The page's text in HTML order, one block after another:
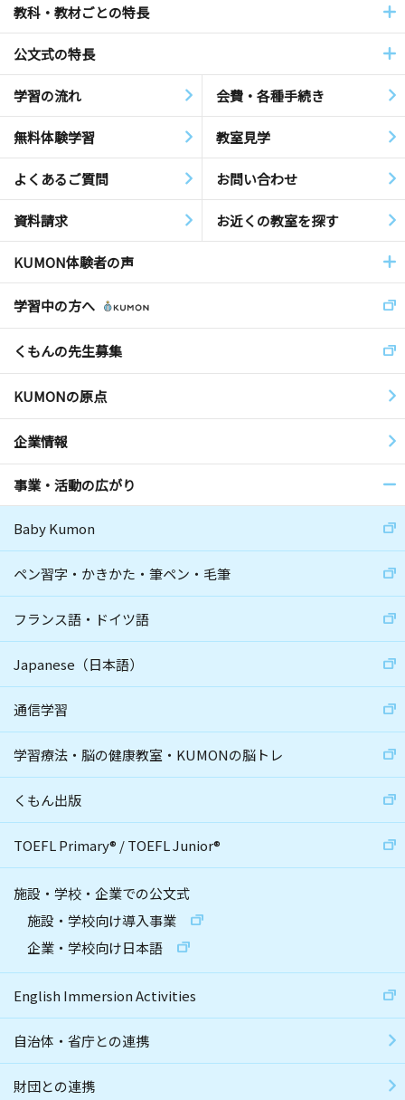
教科・教材ごとの特長
公文式の特長
学習の流れ 会費・各種手続き
無料体験学習 教室見学
よくあるご質問 お問い合わせ
資料請求 お近くの教室を探す
KUMON体験者の声
学習中の方へ
くもんの先生募集
KUMONの原点
企業情報
事業・活動の広がり
Baby Kumon
ペン習字・かきかた・筆ペン・毛筆
フランス語・ドイツ語
Japanese（日本語）
通信学習
学習療法・脳の健康教室・KUMONの脳トレ
くもん出版
TOEFL Primary® /TOEFL Junior®
施設・学校・企業での公文式
施設・学校向け導入事業
企業・学校向け日本語
English Immersion Activities
自治体・省庁との連携
財団との連携